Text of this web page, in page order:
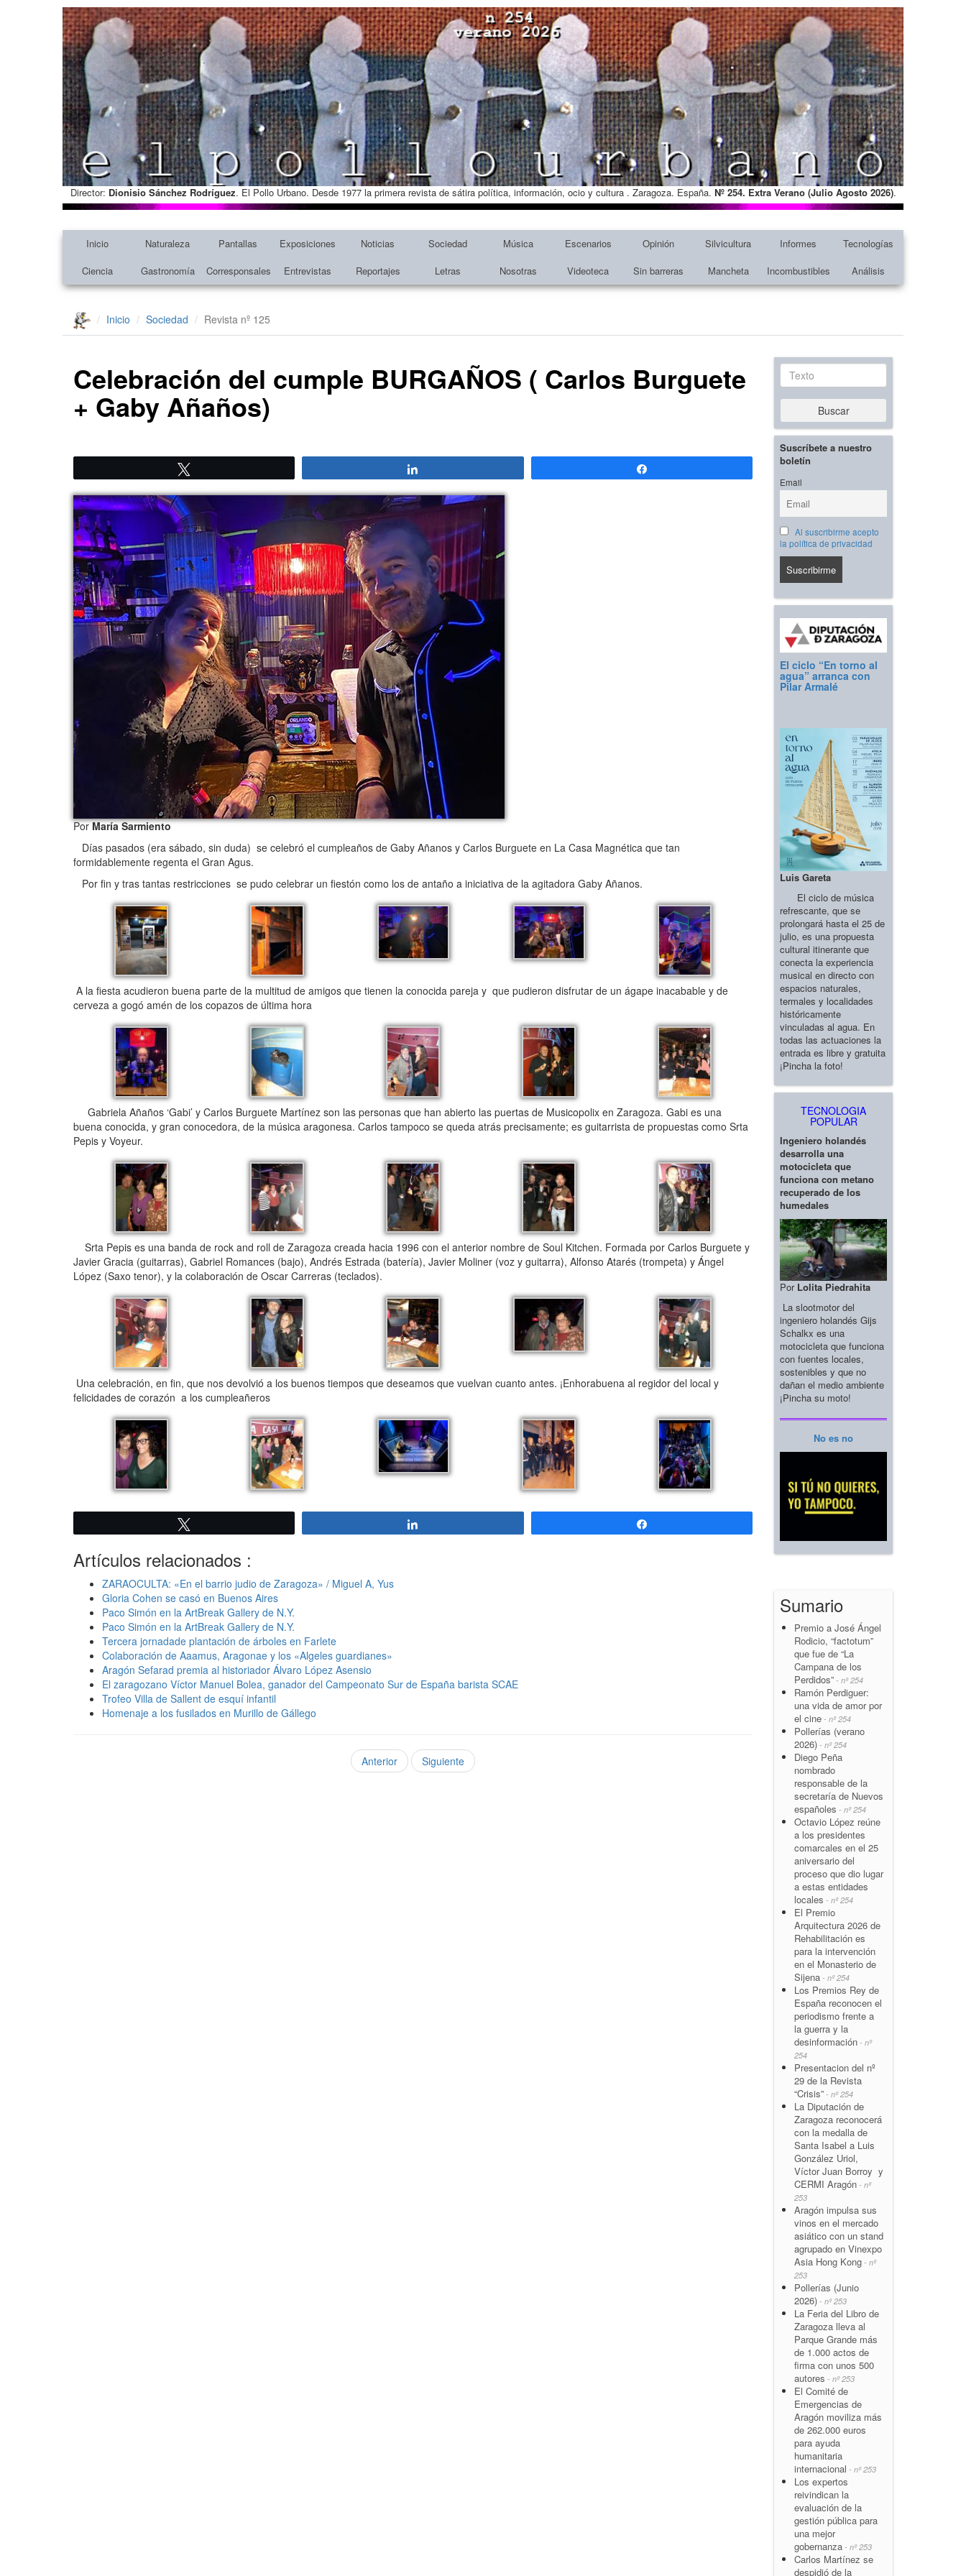
Director: Dionisio Sánchez Rodríguez. El Pollo Urbano. Desde 1977 la primera revista de sátira política, información, ocio y cultura . Zaragoza. España. Nº 254. Extra Verano (Julio Agosto 2026).
Inicio Naturaleza Pantallas Exposiciones Noticias Sociedad Música Escenarios Opinión Silvicultura Informes
Tecnologías
Ciencia
Gastronomía Corresponsales Entrevistas Reportajes Letras Nosotras Videoteca Sin barreras Mancheta Incombustibles Análisis
Inicio Sociedad Revista nº 125
Celebración del cumple BURGAÑOS ( Carlos Burguete
+ Gaby Añaños)
PorMaría Sarmiento
Días pasados (era sábado, sin duda) se celebró el cumpleaños de Gaby Añanos y Carlos Burguete en La Casa Magnética que tan
formidablemente regenta el Gran Agus.
Por fin y tras tantas restricciones se pudo celebrar un fiestón como los de antaño a iniciativa de la agitadora Gaby Añanos.
A la fiesta acudieron buena parte de la multitud de amigos que tienen la conocida pareja y que pudieron disfrutar de un ágape inacabable y de
cerveza a gogó amén de los copazos de última hora
Gabriela Añaños ‘Gabi’ y Carlos Burguete Martínez son las personas que han abierto las puertas de Musicopolix en Zaragoza. Gabi es una
buena conocida, y gran conocedora, de la música aragonesa. Carlos tampoco se queda atrás precisamente; es guitarrista de propuestas como Srta
Pepis y Voyeur.
Srta Pepis es una banda de rock and roll de Zaragoza creada hacia 1996 con el anterior nombre de Soul Kitchen. Formada por Carlos Burguete y
Javier Gracia (guitarras), Gabriel Romances (bajo), Andrés Estrada (batería), Javier Moliner (voz y guitarra), Alfonso Atarés (trompeta) y Ángel
López (Saxo tenor), y la colaboración de Oscar Carreras (teclados).
Una celebración, en fin, que nos devolvió a los buenos tiempos que deseamos que vuelvan cuanto antes. ¡Enhorabuena al regidor del local y
felicidades de corazón a los cumpleañeros
Artículos relacionados :
ZARAOCULTA: «En el barrio judio de Zaragoza» / Miguel A, Yus
Gloria Cohen se casó en Buenos Aires
Paco Simón en la ArtBreak Gallery de N.Y.
Paco Simón en la ArtBreak Gallery de N.Y.
Tercera jornadade plantación de árboles en Farlete
Colaboración de Aaamus, Aragonae y los «Algeles guardianes»
Aragón Sefarad premia al historiador Álvaro López Asensio
El zaragozano Víctor Manuel Bolea, ganador del Campeonato Sur de España barista SCAE
Trofeo Villa de Sallent de esquí infantil
Homenaje a los fusilados en Murillo de Gállego
Anterior Siguiente
Texto
Buscar
Suscríbete a nuestro
boletín
Email
Al suscribirme acepto
la política de privacidad
El ciclo “En torno al
agua” arranca con
Pilar Armalé
Luis Gareta
El ciclo de música
refrescante, que se
prolongará hasta el 25 de
julio, es una propuesta
cultural itinerante que
conecta la experiencia
musical en directo con
espacios naturales,
termales y localidades
históricamente
vinculadas al agua. En
todas las actuaciones la
entrada es libre y gratuita
¡Pincha la foto!
TECNOLOGIA
POPULAR
Ingeniero holandés
desarrolla una
motocicleta que
funciona con metano
recuperado de los
humedales
Por Lolita Piedrahita
La slootmotor del
ingeniero holandés Gijs
Schalkx es una
motocicleta que funciona
con fuentes locales,
sostenibles y que no
dañan el medio ambiente
¡Pincha su moto!
No es no
Sumario
Premio a José Ángel
Rodicio, “factotum”
que fue de “La
Campana de los
Perdidos” - nº 254
Ramón Perdiguer:
una vida de amor por
el cine - nº 254
Pollerías (verano
2026) - nº 254
Diego Peña
nombrado
responsable de la
secretaría de Nuevos
españoles - nº 254
Octavio López reúne
a los presidentes
comarcales en el 25
aniversario del
proceso que dio lugar
a estas entidades
locales - nº 254
El Premio
Arquitectura 2026 de
Rehabilitación es
para la intervención
en el Monasterio de
Sijena - nº 254
Los Premios Rey de
España reconocen el
periodismo frente a
la guerra y la
desinformación - nº
254
Presentacion del nº
29 de la Revista
“Crisis” - nº 254
La Diputación de
Zaragoza reconocerá
con la medalla de
Santa Isabel a Luis
González Uriol,
Víctor Juan Borroy y
CERMI Aragón - nº
253
Aragón impulsa sus
vinos en el mercado
asiático con un stand
agrupado en Vinexpo
Asia Hong Kong - nº
253
Pollerías (Junio
2026) - nº 253
La Feria del Libro de
Zaragoza lleva al
Parque Grande más
de 1.000 actos de
firma con unos 500
autores - nº 253
El Comité de
Emergencias de
Aragón moviliza más
de 262.000 euros
para ayuda
humanitaria
internacional - nº 253
Los expertos
reivindican la
evaluación de la
gestión pública para
una mejor
gobernanza - nº 253
Carlos Martínez se
despidió de la